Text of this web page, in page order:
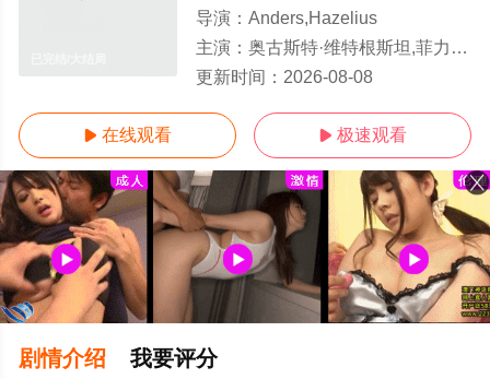
导演： Anders,Hazelius
主演： 奥古斯特·维特根斯坦,菲力克斯·桑德曼,Seth,Manteus,Rebecka,Harper
更新时间： 2026-08-08
 在线观看  极速观看
剧情介绍 我要评分